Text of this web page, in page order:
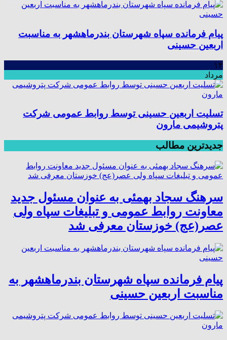
پیام فرمانده سپاه شهرستان بندرماهشهر به مناسبت
اربعین حسینی
۱۳
مرداد
تسلیت اربعین حسینی توسط روابط عمومی شرکت
پتروشیمی مارون
جدیدترین مطالب
سرهنگ سجاد بهمئی به عنوان مسئول جدید
معاونت روابط عمومی و تبلیغات سپاه ولی
عصر(عج) خوزستان معرفی شد
پیام فرمانده سپاه شهرستان بندرماهشهر به
مناسبت اربعین حسینی